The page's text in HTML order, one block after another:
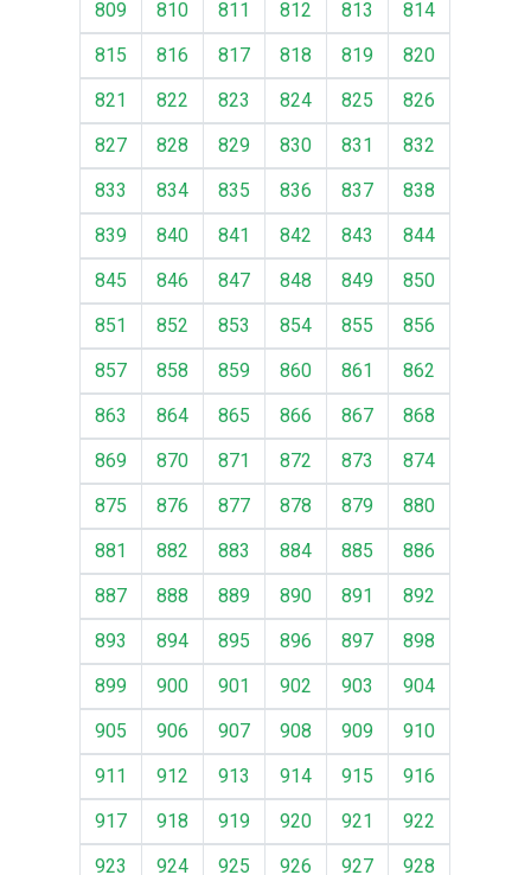
809 810 811 812 813
814
815
816 817 818 819
820
821
822 823 824 825
826
827
828 829 830 831
832
833
834 835 836 837
838
839
840 841 842 843
844
845
846 847 848 849
850
851
852 853 854 855
856
857
858 859 860 861
862
863
864 865 866 867
868
869
870 871 872 873
874
875
876 877 878 879
880
881
882 883 884 885
886
887
888 889 890 891
892
893
894 895 896 897
898
899
900 901 902 903
904
905
906 907 908 909
910
911
912 913 914 915
916
917
918 919 920 921
922
923
924 925 926 927
928